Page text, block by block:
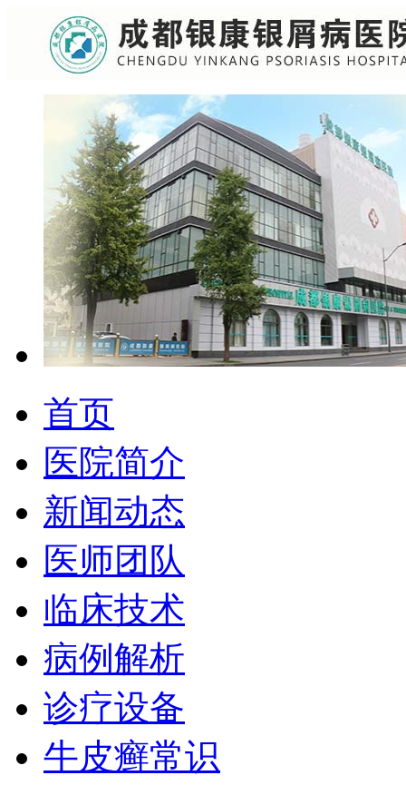
首页
医院简介
新闻动态
医师团队
临床技术
病例解析
诊疗设备
牛皮癣常识